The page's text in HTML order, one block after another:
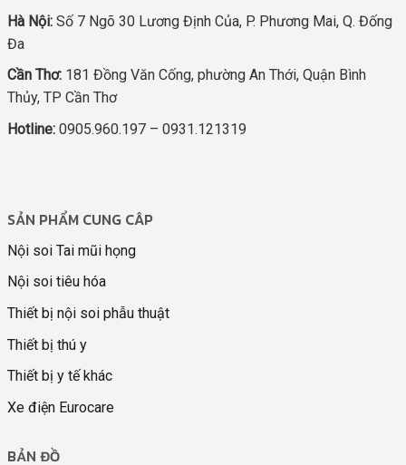
Hà Nội: Số 7 Ngõ 30 Lương Định Của, P. Phương Mai, Q. Đống
Đa
Cần Thơ: 181 Đồng Văn Cống, phường An Thới, Quận Bình
Thủy, TP Cần Thơ
Hotline: 0905.960.197 – 0931.121319
SẢN PHẨM CUNG CÂP
Nội soi Tai mũi họng
Nội soi tiêu hóa
Thiết bị nội soi phẫu thuật
Thiết bị thú y
Thiết bị y tế khác
Xe điện Eurocare
BẢN ĐỒ